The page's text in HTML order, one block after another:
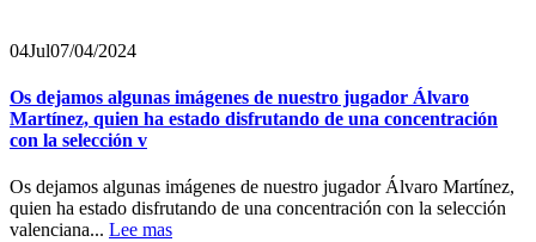
04Jul07/04/2024
Os dejamos algunas imágenes de nuestro jugador Álvaro
Martínez, quien ha estado disfrutando de una concentración
con la selección v
Os dejamos algunas imágenes de nuestro jugador Álvaro Martínez,
quien ha estado disfrutando de una concentración con la selección
valenciana... Lee mas